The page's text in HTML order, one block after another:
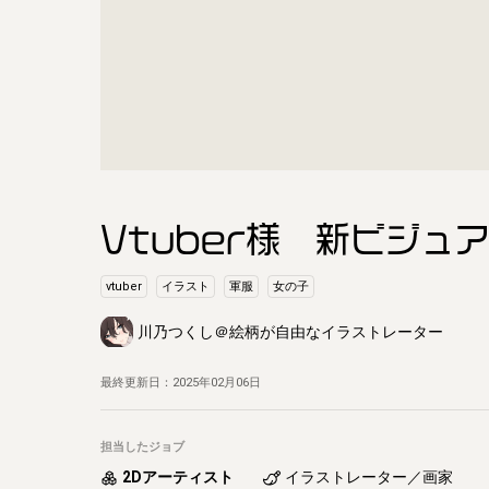
Vtuber様 新ビジュア
vtuber イラスト 軍服 女の子
川乃つくし＠絵柄が自由なイラストレーター
最終更新日： 2025年02月06日
担当したジョブ
2Dアーティスト イラストレーター／画家